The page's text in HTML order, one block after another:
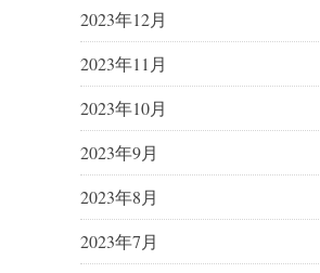
2023年12月
2023年11月
2023年10月
2023年9月
2023年8月
2023年7月